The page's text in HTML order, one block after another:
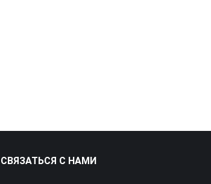
СВЯЗАТЬСЯ С НАМИ